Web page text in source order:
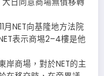
日同意商場無償移轉
月NET向基隆地方法院
表示商埸2–4樓是他
岸商場，對於NET的主